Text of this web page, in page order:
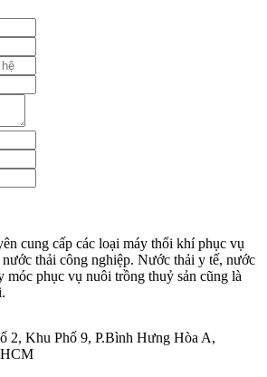
cung cấp các loại máy thổi khí phục vụ
thải công nghiệp. Nước thải y tế, nước
móc phục vụ nuôi trồng thuỷ sản cũng là
2, Khu Phố 9, P.Bình Hưng Hòa A,